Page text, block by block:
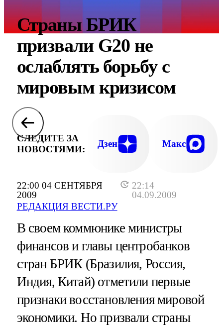
22:00 04 СЕНТЯБРЯ
2009
22:14
04.09.2009
РЕДАКЦИЯ ВЕСТИ.РУ
Страны БРИК
призвали G20 не
ослаблять борьбу с
мировым кризисом
СЛЕДИТЕ ЗА
НОВОСТЯМИ:
Дзен Макс
В своем коммюнике министры
финансов и главы центробанков
стран БРИК (Бразилия, Россия,
Индия, Китай) отметили первые
признаки восстановления мировой
экономики. Но призвали страны